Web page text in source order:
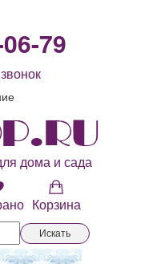
79
дома и сада
Корзина
Искать